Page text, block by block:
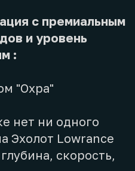
с премиальным
и уровень
:
"Охра"
нет ни одного
Эхолот Lowrance
скорость,